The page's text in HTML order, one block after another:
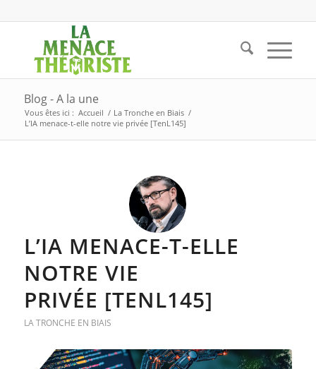
Blog - A la une
Vous êtes ici : Accueil / La Tronche en Biais /
L’IA menace-t-elle notre vie privée [TenL145]
L’IA MENACE-T-ELLE
NOTRE VIE
PRIVÉE [TENL145]
LA TRONCHE EN BIAIS